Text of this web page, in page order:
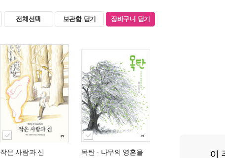
전체선택 보관함 담기 장바구니 담기
작은 사람과 신 목탄- 나무의 영혼을